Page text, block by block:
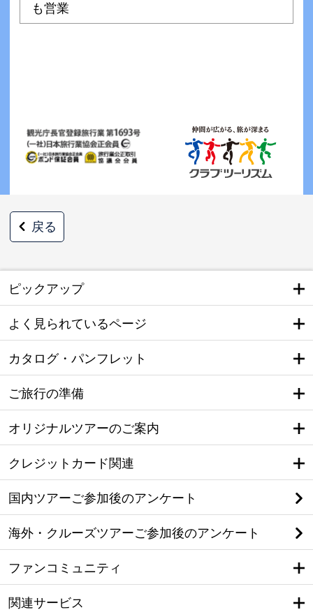
も営業
戻る
ピックアップ
よく見られているページ
カタログ・パンフレット
ご旅行の準備
オリジナルツアーのご案内
クレジットカード関連
国内ツアーご参加後のアンケート
海外・クルーズツアーご参加後のアンケート
ファンコミュニティ
関連サービス